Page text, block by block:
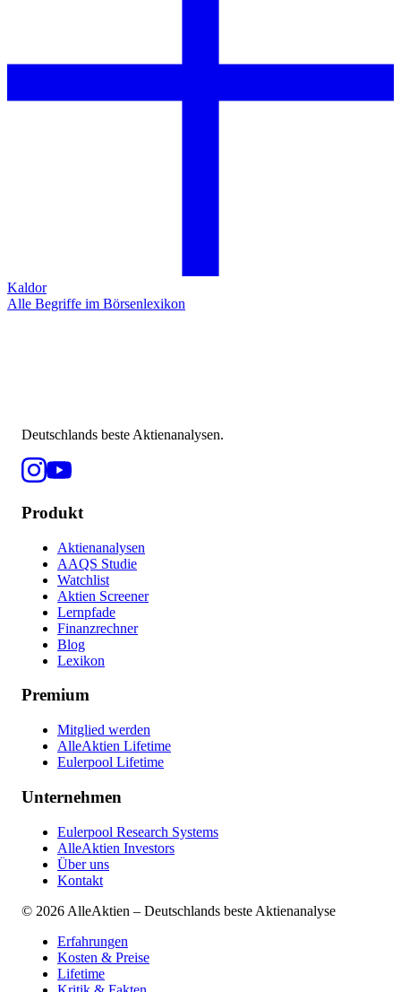
Kaldor
Alle Begriffe im Börsenlexikon
Deutschlands beste Aktienanalysen.
Produkt
Aktienanalysen
AAQS Studie
Watchlist
Aktien Screener
Lernpfade
Finanzrechner
Blog
Lexikon
Premium
Mitglied werden
AlleAktien Lifetime
Eulerpool Lifetime
Unternehmen
Eulerpool Research Systems
AlleAktien Investors
Über uns
Kontakt
© 2026 AlleAktien – Deutschlands beste Aktienanalyse
Erfahrungen
Kosten & Preise
Lifetime